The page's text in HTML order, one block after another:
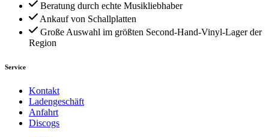
Beratung durch echte Musikliebhaber
Ankauf von Schallplatten
Große Auswahl im größten Second-Hand-Vinyl-Lager der
Region
Service
Kontakt
Ladengeschäft
Anfahrt
Discogs